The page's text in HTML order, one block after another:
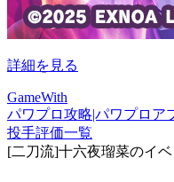
詳細を見る
GameWith
パワプロ攻略|パワプロア
投手評価一覧
[二刀流]十六夜瑠菜のイ